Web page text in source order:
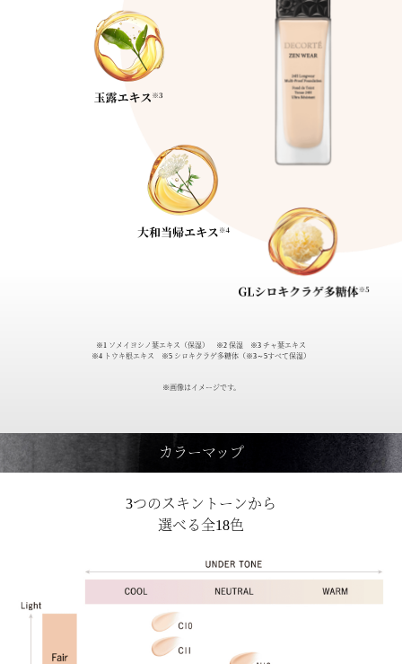
※1 ソメイヨシノ葉エキス（保湿） ※2 保湿 ※3 チャ葉エキス
※4 トウキ根エキス ※5 シロキクラゲ多糖体（※3～5すべて保湿）
※画像はイメージです。
カラーマップ
3つのスキントーンから
選べる全18色